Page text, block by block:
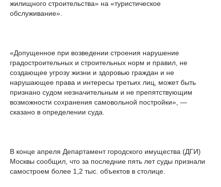
жилищного строительства» на «туристическое
обслуживание».
«Допущенное при возведении строения нарушение
градостроительных и строительных норм и правил, не
создающее угрозу жизни и здоровью граждан и не
нарушающее права и интересы третьих лиц, может быть
признано судом незначительным и не препятствующим
возможности сохранения самовольной постройки», —
сказано в определении суда.
В конце апреля Департамент городского имущества (ДГИ)
Москвы сообщил, что за последние пять лет суды признали
самостроем более 1,2 тыс. объектов в столице.